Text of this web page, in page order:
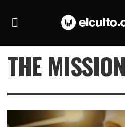
THE MISSION